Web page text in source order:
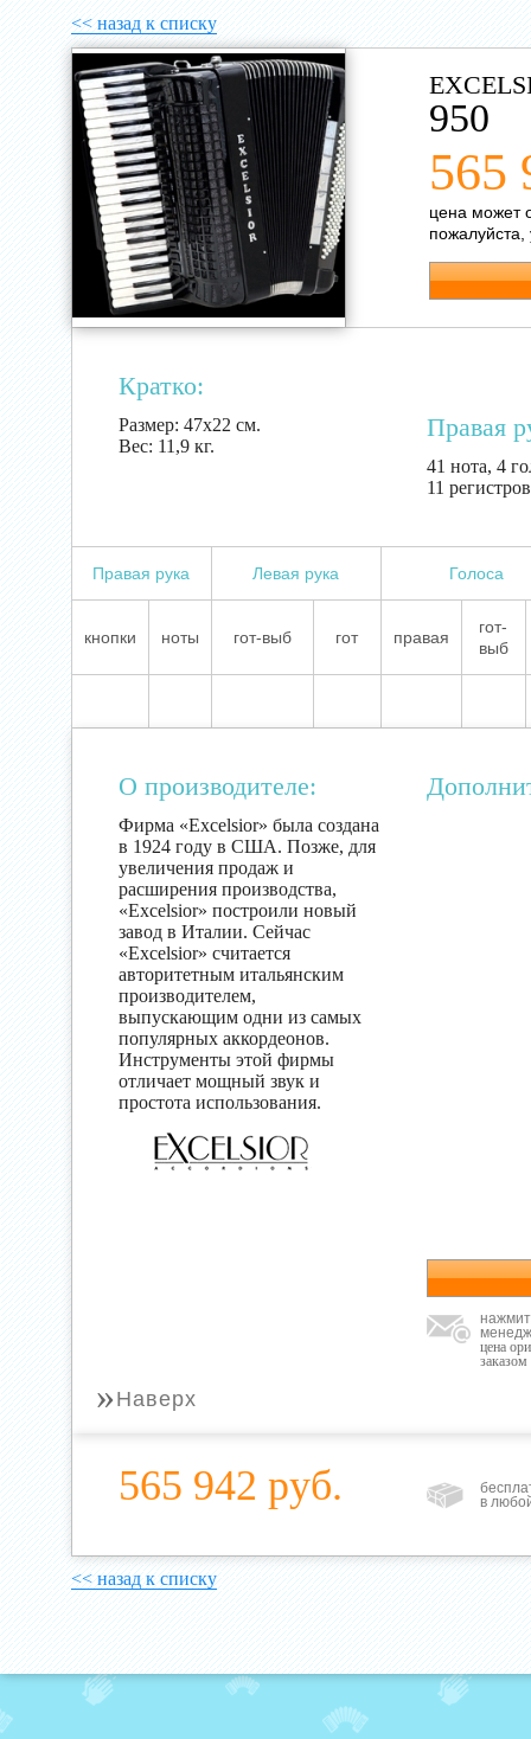
<< назад к списку
950
565
цена может
пожалуйста,
Кратко:
Размер: 47х22 см.
Вес: 11,9 кг.
Правая
41 нота, 4
11
Правая рука Левая рука Голоса
кнопки ноты гот-выб гот правая
гот-
выб
О производителе:
Фирма «Excelsior» была создана
в 1924 году в США. Позже, для
увеличения продаж и
расширения производства,
«Excelsior» построили новый
завод в Италии. Сейчас
«Excelsior» считается
авторитетным итальянским
производителем,
выпускающим одни из самых
популярных аккордеонов.
Инструменты этой фирмы
отличает мощный звук и
простота использования.
цена
заказом
» Наверх
565 942 руб.
в
<< назад к списку